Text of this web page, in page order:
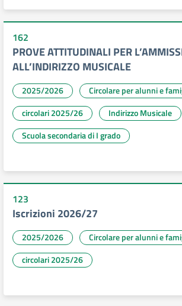
162
PROVE ATTITUDINALI PER
ALL’INDIRIZZO MUSICALE
2025/2026
Circolare per alunni e
circolari 2025/26
Indirizzo Musicale
Scuola secondaria di I grado
123
Iscrizioni 2026/27
2025/2026
Circolare per alunni e
circolari 2025/26